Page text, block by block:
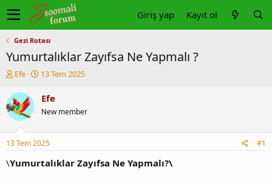
Giriş yap Kayıt ol
Gezi Rotası
Yumurtalıklar Zayıfsa Ne Yapmalı ?
K
n
u
y
b
a
ş
Efe
B
ş
a
g
ı
ç
13 Tem 2025
Efe
New member
13 Tem 2025 #1
\Yumurtalıklar Zayıfsa Ne Yapmalı?\